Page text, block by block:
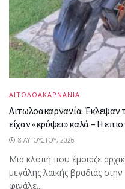
ΑΙΤΩΛΟΑΚΑΡΝΑΝΙΑ
Αιτωλοακαρνανία: Έκλεψαν
είχαν «κρύψει» καλά – Η
8 ΑΥΓΟΎΣΤΟΥ, 2026
Μια κλοπή που έμοιαζε
μεγάλης λαϊκής βραδιάς
φινάλε....